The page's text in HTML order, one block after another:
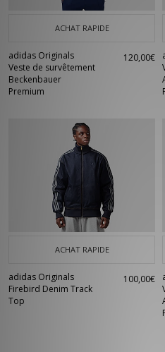
ACHAT RAPIDE
adidas Originals
Veste de survêtement
Beckenbauer
Premium
120,00€
ACHAT RAPIDE
adidas Originals
Firebird Denim Track
Top
100,00€